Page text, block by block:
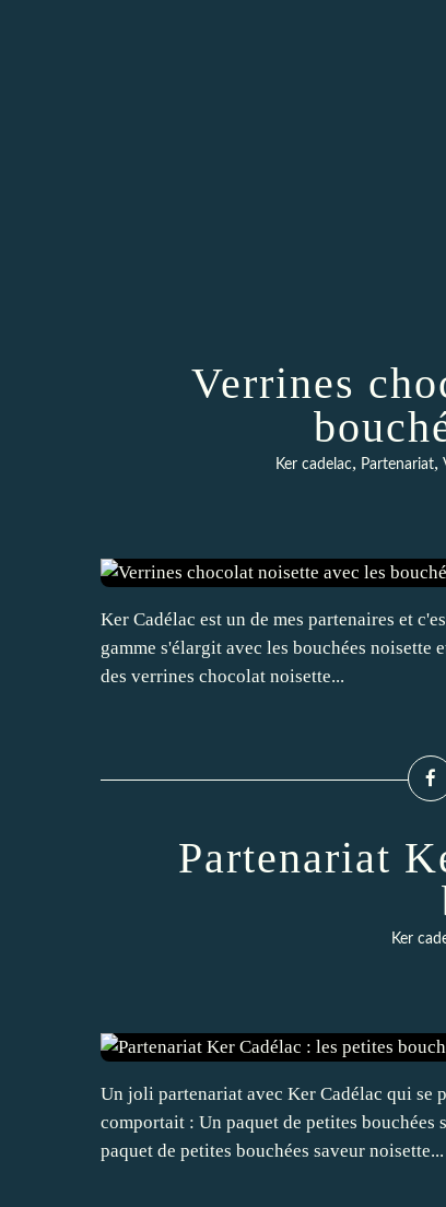
Verrines
Ker cadelac, Partenariat,
Ker Cadélac est un de mes partenaires et
gamme s'élargit avec les bouchées noisette
des verrines chocolat noisette...
Partenariat
Ker
Un joli partenariat avec Ker Cadélac qui se
comportait : Un paquet de petites bouchées
paquet de petites bouchées saveur noisette...